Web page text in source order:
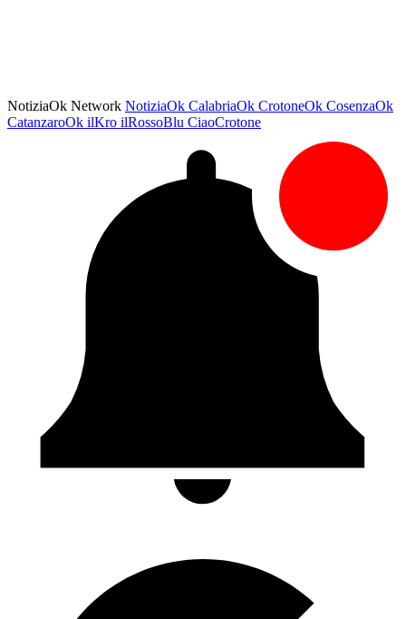
NotiziaOk Network NotiziaOk CalabriaOk CrotoneOk CosenzaOk
CatanzaroOk ilKro ilRossoBlu CiaoCrotone